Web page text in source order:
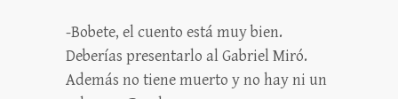
-Bobete, el cuento está muy bien.
Deberías presentarlo al Gabriel Miró.
Además no tiene muerto y no hay ni un